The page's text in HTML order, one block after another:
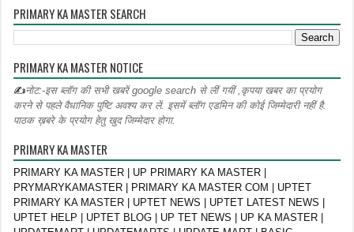
PRIMARY KA MASTER SEARCH
PRIMARY KA MASTER NOTICE
✍नोट:-इस ब्लॉग की सभी खबरें google search से लीं गयीं ,कृपया खबर का प्रयोग
करने से पहले वैधानिक पुष्टि अवश्य कर लें. इसमें ब्लॉग एडमिन की कोई जिम्मेदारी नहीं है.
पाठक ख़बरे के प्रयोग हेतु खुद जिम्मेदार होगा.
PRIMARY KA MASTER
PRIMARY KA MASTER | UP PRIMARY KA MASTER |
PRYMARYKAMASTER | PRIMARY KA MASTER COM | UPTET
PRIMARY KA MASTER | UPTET NEWS | UPTET LATEST NEWS |
UPTET HELP | UPTET BLOG | UP TET NEWS | UP KA MASTER |